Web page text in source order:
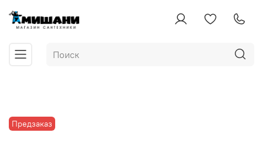
Предзаказ